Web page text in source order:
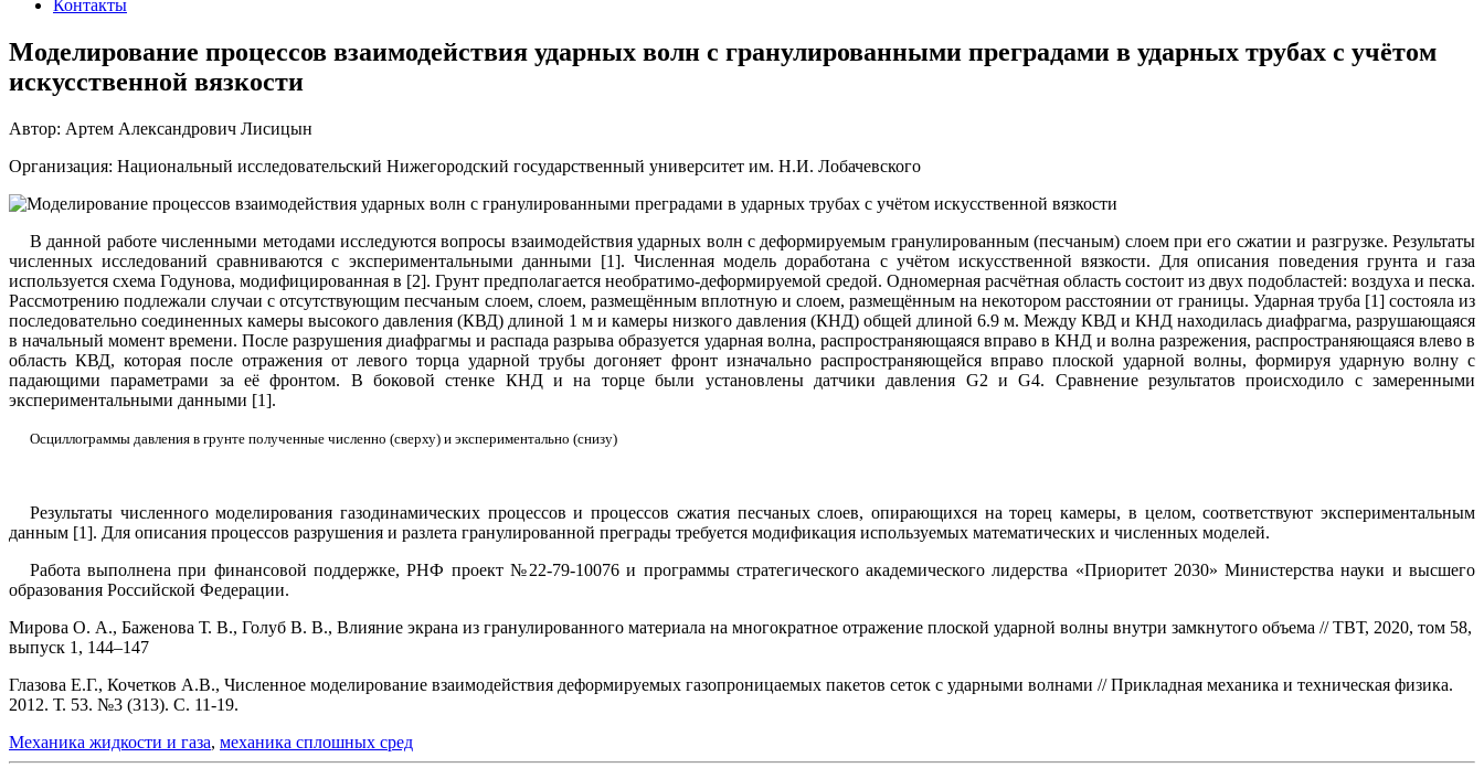
Контакты
Моделирование процессов взаимодействия ударных волн с гранулированными преградами в ударных трубах с учётом
искусственной вязкости
Автор: Артем Александрович Лисицын
Организация: Национальный исследовательский Нижегородский государственный университет им. Н.И. Лобачевского
В данной работе численными методами исследуются вопросы взаимодействия ударных волн с деформируемым гранулированным (песчаным) слоем при его сжатии и разгрузке. Результаты
численных исследований сравниваются с экспериментальными данными [1]. Численная модель доработана с учётом искусственной вязкости. Для описания поведения грунта и газа
используется схема Годунова, модифицированная в [2]. Грунт предполагается необратимо-деформируемой средой. Одномерная расчётная область состоит из двух подобластей: воздуха и песка.
Рассмотрению подлежали случаи с отсутствующим песчаным слоем, слоем, размещённым вплотную и слоем, размещённым на некотором расстоянии от границы. Ударная труба [1] состояла из
последовательно соединенных камеры высокого давления (КВД) длиной 1 м и камеры низкого давления (КНД) общей длиной 6.9 м. Между КВД и КНД находилась диафрагма, разрушающаяся
в начальный момент времени. После разрушения диафрагмы и распада разрыва образуется ударная волна, распространяющаяся вправо в КНД и волна разрежения, распространяющаяся влево в
область КВД, которая после отражения от левого торца ударной трубы догоняет фронт изначально распространяющейся вправо плоской ударной волны, формируя ударную волну с
падающими параметрами за её фронтом. В боковой стенке КНД и на торце были установлены датчики давления G2 и G4. Сравнение результатов происходило с замеренными
экспериментальными данными [1].
Осциллограммы давления в грунте полученные численно (сверху) и экспериментально (снизу)
Результаты численного моделирования газодинамических процессов и процессов сжатия песчаных слоев, опирающихся на торец камеры, в целом, соответствуют экспериментальным
данным [1]. Для описания процессов разрушения и разлета гранулированной преграды требуется модификация используемых математических и численных моделей.
Работа выполнена при финансовой поддержке, РНФ проект №22-79-10076 и программы стратегического академического лидерства «Приоритет 2030» Министерства науки и высшего
образования Российской Федерации.
Мирова О. А., Баженова Т. В., Голуб В. В., Влияние экрана из гранулированного материала на многократное отражение плоской ударной волны внутри замкнутого объема // ТВТ, 2020, том 58,
выпуск 1, 144–147
Глазова Е.Г., Кочетков А.В., Численное моделирование взаимодействия деформируемых газопроницаемых пакетов сеток с ударными волнами // Прикладная механика и техническая физика.
2012. Т. 53. №3 (313). С. 11-19.
Механика жидкости и газа, механика сплошных сред